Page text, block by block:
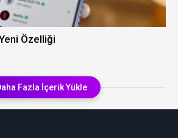
Özelliği
Fazla İçerik Yükle